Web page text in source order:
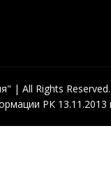
| All Rights Reserved.
РК 13.11.2013